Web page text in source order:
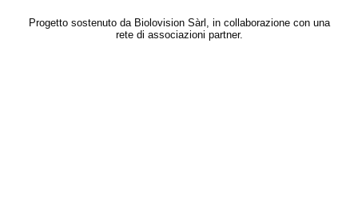
Progetto sostenuto da Biolovision Sàrl, in collaborazione con una
rete di associazioni partner.